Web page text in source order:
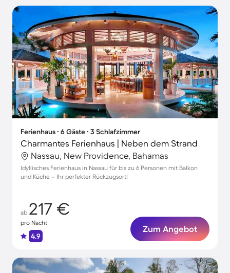
Ferienhaus ∙ 6 Gäste ∙ 3 Schlafzimmer
Charmantes Ferienhaus | Neben dem Strand
Nassau, New Providence, Bahamas
Idyllisches Ferienhaus in Nassau für bis zu 6 Personen mit Balkon
und Küche – Ihr perfekter Rückzugsort!
ab 217 €
pro Nacht
4.9
Zum Angebot